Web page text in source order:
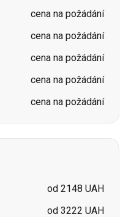
cena na požádání
cena na požádání
cena na požádání
cena na požádání
cena na požádání
od 2148 UAH
od 3222 UAH